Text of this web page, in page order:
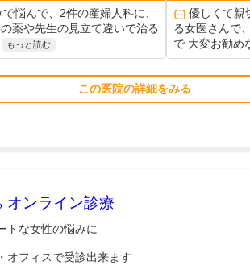
悩んで、2件の産婦人科に、
薬や先生の見立て違いで治る
もっと読む
優しくて親
る女医さんで
で 大変お勧め
この医院の詳細をみる
オンライン診療
トな女性の悩みに
オフィスで受診出来ます